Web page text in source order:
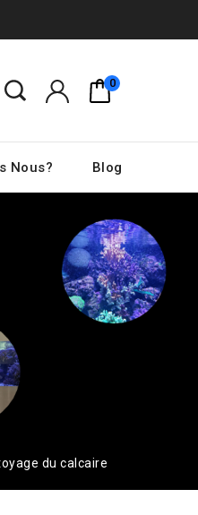
0
Nous? Blog
du calcaire